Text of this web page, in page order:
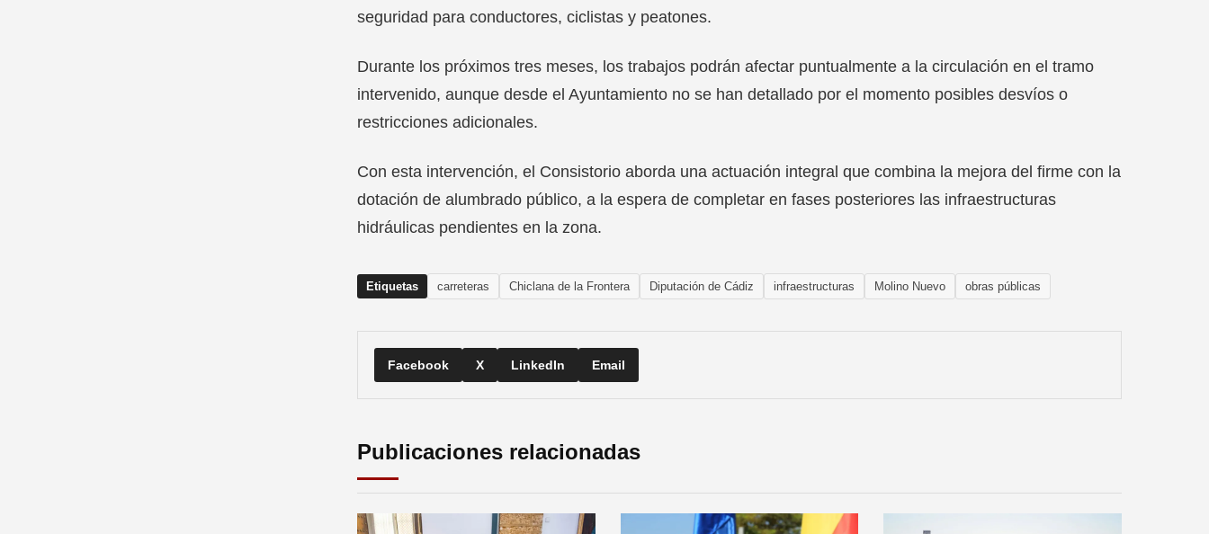
seguridad para conductores, ciclistas y peatones.
Durante los próximos tres meses, los trabajos podrán afectar puntualmente a la circulación en el tramo
intervenido, aunque desde el Ayuntamiento no se han detallado por el momento posibles desvíos o
restricciones adicionales.
Con esta intervención, el Consistorio aborda una actuación integral que combina la mejora del firme con la
dotación de alumbrado público, a la espera de completar en fases posteriores las infraestructuras
hidráulicas pendientes en la zona.
Etiquetas carreteras Chiclana de la Frontera Diputación de Cádiz infraestructuras Molino Nuevo obras públicas
Facebook X LinkedIn Email
Publicaciones relacionadas